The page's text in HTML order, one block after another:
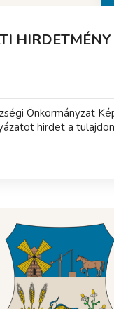
HIRDETMÉNY
Önkormányzat
hirdet a